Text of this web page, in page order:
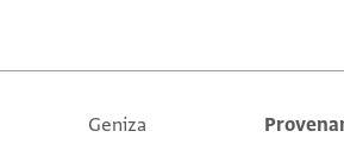
Additional
Geniza